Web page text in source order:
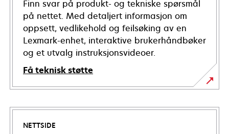
Finn svar på produkt- og tekniske spørsmål
på nettet. Med detaljert informasjon om
oppsett, vedlikehold og feilsøking av en
Lexmark-enhet, interaktive brukerhåndbøker
og et utvalg instruksjonsvideoer.
Få teknisk støtte
opens
in
newNETTSIDE